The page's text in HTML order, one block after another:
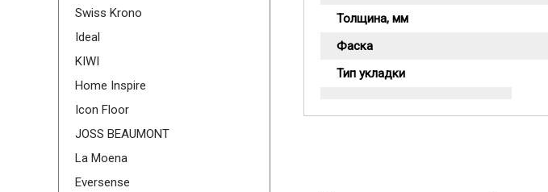
Толщина, мм
Фаска
Тип укладки
Swiss Krono
Ideal
KIWI
Home Inspire
Icon Floor
JOSS BEAUMONT
La Moena
Eversense